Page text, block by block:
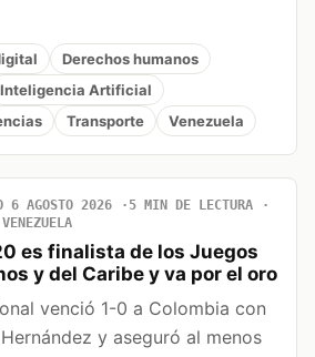
Derechos humanos
Inteligencia Artificial
Transporte Venezuela
6 AGOSTO 2026
5 MIN DE LECTURA
es finalista de los Juegos
y del Caribe y va por el oro
venció 1-0 a Colombia con
y aseguró al menos